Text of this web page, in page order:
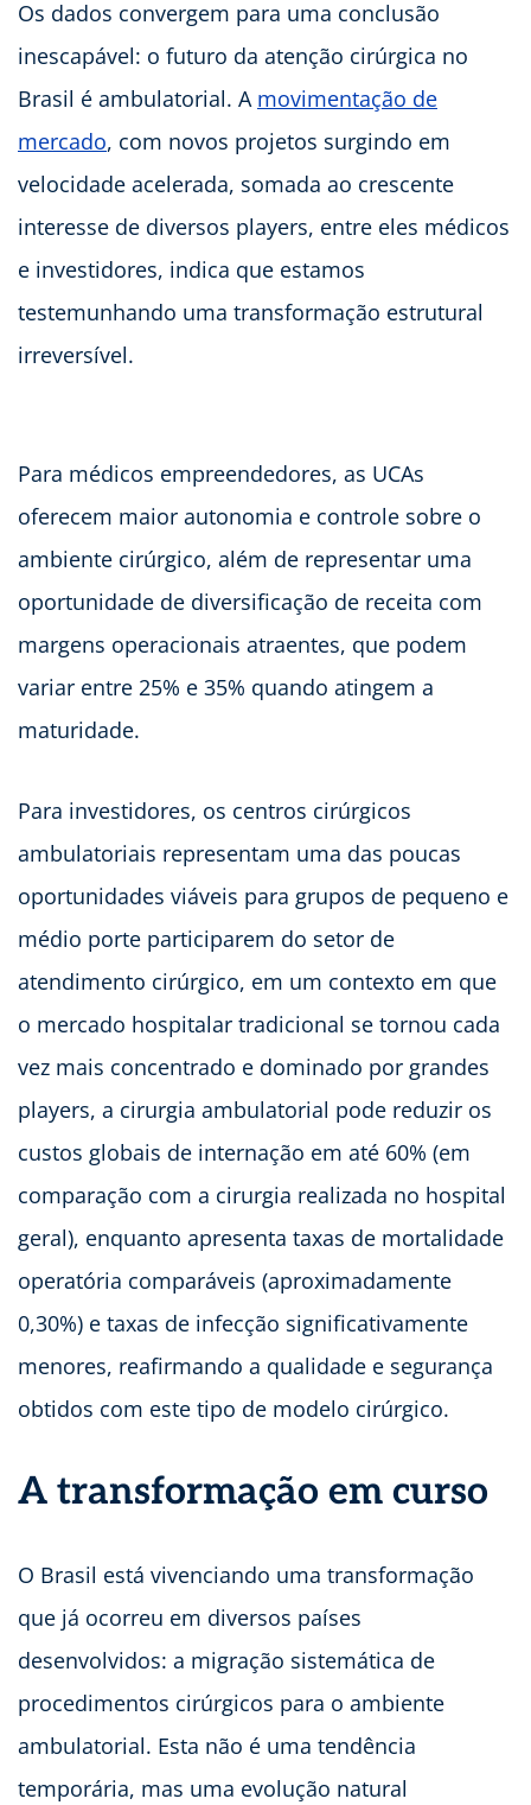
Os dados convergem para uma conclusão
inescapável: o futuro da atenção cirúrgica no
Brasil é ambulatorial. A movimentação de
mercado, com novos projetos surgindo em
velocidade acelerada, somada ao crescente
interesse de diversos players, entre eles médicos
e investidores, indica que estamos
testemunhando uma transformação estrutural
irreversível.
Para médicos empreendedores, as UCAs
oferecem maior autonomia e controle sobre o
ambiente cirúrgico, além de representar uma
oportunidade de diversificação de receita com
margens operacionais atraentes, que podem
variar entre 25% e 35% quando atingem a
maturidade.
Para investidores, os centros cirúrgicos
ambulatoriais representam uma das poucas
oportunidades viáveis para grupos de pequeno e
médio porte participarem do setor de
atendimento cirúrgico, em um contexto em que
o mercado hospitalar tradicional se tornou cada
vez mais concentrado e dominado por grandes
players, a cirurgia ambulatorial pode reduzir os
custos globais de internação em até 60% (em
comparação com a cirurgia realizada no hospital
geral), enquanto apresenta taxas de mortalidade
operatória comparáveis (aproximadamente
0,30%) e taxas de infecção significativamente
menores, reafirmando a qualidade e segurança
obtidos com este tipo de modelo cirúrgico.
A transformação em curso
O Brasil está vivenciando uma transformação
que já ocorreu em diversos países
desenvolvidos: a migração sistemática de
procedimentos cirúrgicos para o ambiente
ambulatorial. Esta não é uma tendência
temporária, mas uma evolução natural